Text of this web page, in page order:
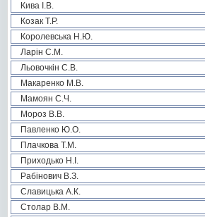
Кива І.В.
Козак Т.Р.
Королевська Н.Ю.
Ларін С.М.
Льовочкін С.В.
Макаренко М.В.
Мамоян С.Ч.
Мороз В.В.
Павленко Ю.О.
Плачкова Т.М.
Приходько Н.І.
Рабінович В.З.
Славицька А.К.
Столар В.М.